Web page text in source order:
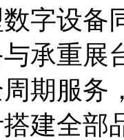
字设备
承重展
期服务
建全部